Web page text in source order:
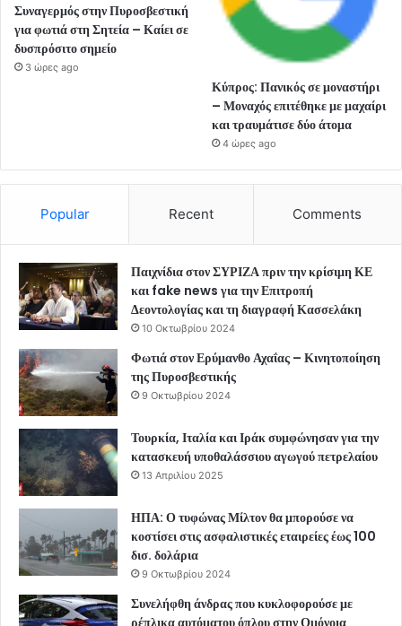
Συναγερμός στην Πυροσβεστική
για φωτιά στη Σητεία – Καίει σε
δυσπρόσιτο σημείο
3 ώρες ago
Κύπρος: Πανικός σε μοναστήρι
– Μοναχός επιτέθηκε με μαχαίρι
και τραυμάτισε δύο άτομα
4 ώρες ago
Popular Recent Comments
Παιχνίδια στον ΣΥΡΙΖΑ πριν την κρίσιμη ΚΕ
και fake news για την Επιτροπή
Δεοντολογίας και τη διαγραφή Κασσελάκη
10 Οκτωβρίου 2024
Φωτιά στον Ερύμανθο Αχαΐας – Κινητοποίηση
της Πυροσβεστικής
9 Οκτωβρίου 2024
Τουρκία, Ιταλία και Ιράκ συμφώνησαν για την
κατασκευή υποθαλάσσιου αγωγού πετρελαίου
13 Απριλίου 2025
ΗΠΑ: Ο τυφώνας Μίλτον θα μπορούσε να
κοστίσει στις ασφαλιστικές εταιρείες έως 100
δισ. δολάρια
9 Οκτωβρίου 2024
Συνελήφθη άνδρας που κυκλοφορούσε με